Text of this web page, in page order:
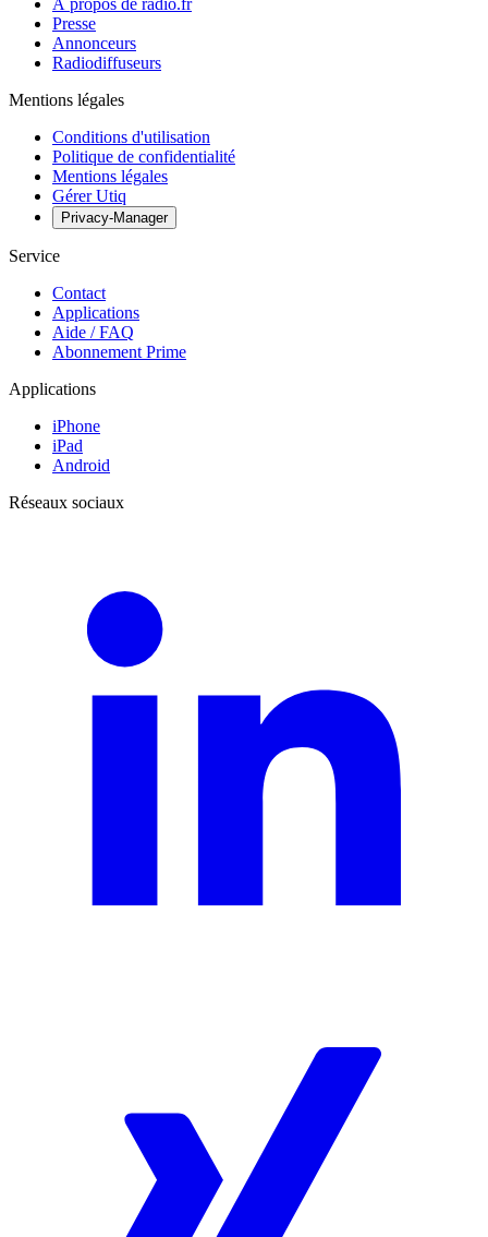
À propos de radio.fr
Presse
Annonceurs
Radiodiffuseurs
Mentions légales
Conditions d'utilisation
Politique de confidentialité
Mentions légales
Gérer Utiq
Privacy-Manager
Service
Contact
Applications
Aide / FAQ
Abonnement Prime
Applications
iPhone
iPad
Android
Réseaux sociaux